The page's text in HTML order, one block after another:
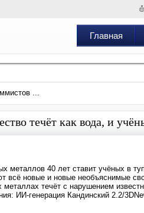
Главная
...
течёт как вода, и
металлов 40 лет ставит учёных в
всё новые и новые необъяснимые
металлах течёт с нарушением
ИИ-генерация Кандинский 2.2/